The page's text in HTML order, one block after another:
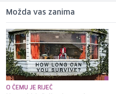
Možda vas zanima
O ČEMU JE RIJEČ